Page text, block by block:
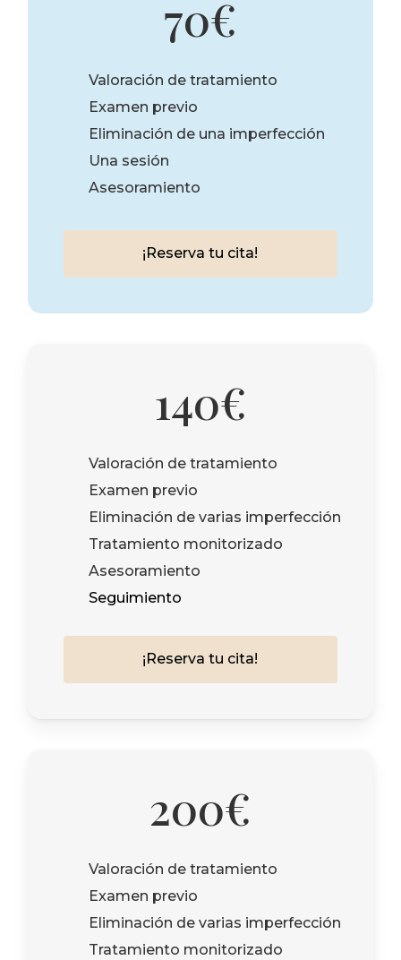
70€
Valoración de tratamiento
Examen previo
Eliminación de una imperfección
Una sesión
Asesoramiento
¡ Reserva tu cita!
140€
Valoración de tratamiento
Examen previo
Eliminación de varias imperfección
Tratamiento monitorizado
Asesoramiento
Seguimiento
¡ Reserva tu cita!
200€
Valoración de tratamiento
Examen previo
Eliminación de varias imperfección
Tratamiento monitorizado